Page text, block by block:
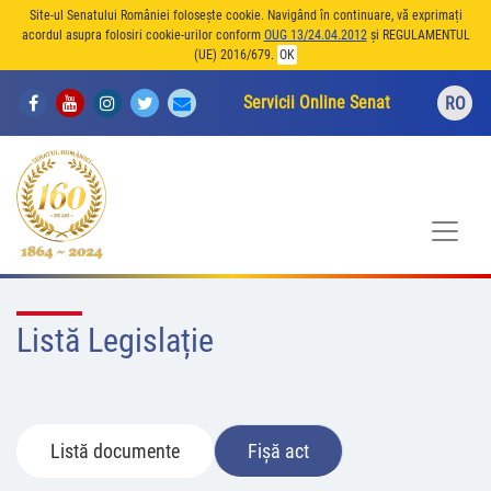
Site-ul Senatului României folosește cookie. Navigând în continuare, vă exprimați
acordul asupra folosiri cookie-urilor conform OUG 13/24.04.2012și REGULAMENTUL
(UE) 2016/679. OK
Servicii Online Senat RO
Listă Legislație
Listă documente Fișă act